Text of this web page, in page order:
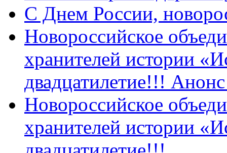
C Днем России,
Новороссийское
хранителей истории
двадцатилетие!!!
Новороссийское
хранителей истории